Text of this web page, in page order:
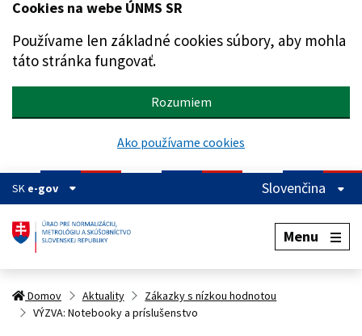
Preskočiť na hlavný obsah
Cookies na webe ÚNMS SR
Používame len základné cookies súbory, aby mohla
táto stránka fungovať.
Rozumiem
Ako používame cookies
SK e-gov Slovenčina
Menu
Domov Aktuality
Zákazky s nízkou hodnotou
VÝZVA: Notebooky a príslušenstvo